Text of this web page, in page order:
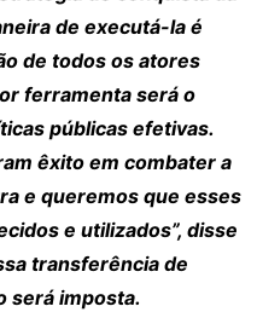
de executá-la é
de todos os atores
ferramenta será o
públicas efetivas.
êxito em combater a
e queremos que esses
e utilizados”, disse
transferência de
será imposta.